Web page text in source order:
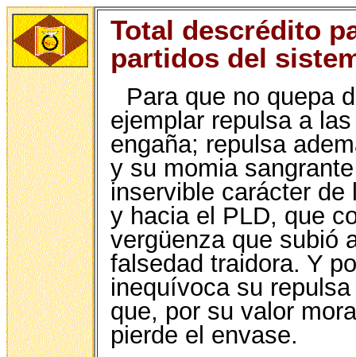
Total descrédito
partidos del
Para que no quepa
ejemplar repulsa a
engaña; repulsa
y su momia
inservible carácter
y hacia el PLD, que
vergüenza que subió
falsedad traidora. Y
inequívoca su
que, por su valor
pierde el envase.